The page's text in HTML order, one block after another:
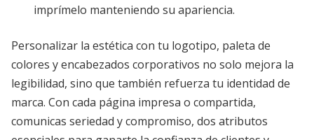
imprímelo manteniendo su apariencia.
Personalizar la estética con tu logotipo, paleta de
colores y encabezados corporativos no solo mejora la
legibilidad, sino que también refuerza tu identidad de
marca. Con cada página impresa o compartida,
comunicas seriedad y compromiso, dos atributos